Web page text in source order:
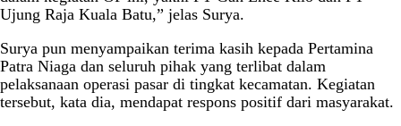
Ujung Raja Kuala Batu,” jelas Surya.
Surya pun menyampaikan terima kasih kepada Pertamina
Patra Niaga dan seluruh pihak yang terlibat dalam
pelaksanaan operasi pasar di tingkat kecamatan. Kegiatan
tersebut, kata dia, mendapat respons positif dari masyarakat.